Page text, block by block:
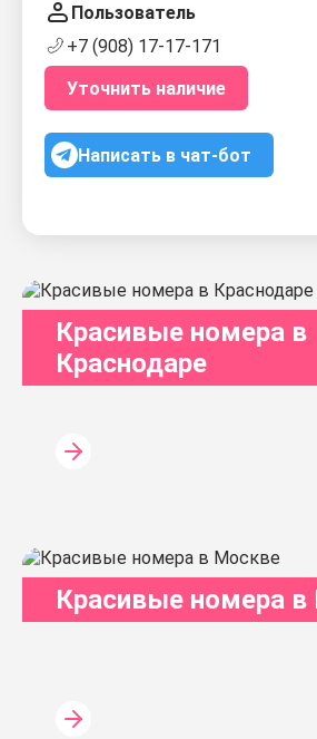
Пользователь
+7 (908) 17-17-171
Уточнить наличие
Написать в чат-бот
Красивые номера в
Краснодаре
Красивые номера